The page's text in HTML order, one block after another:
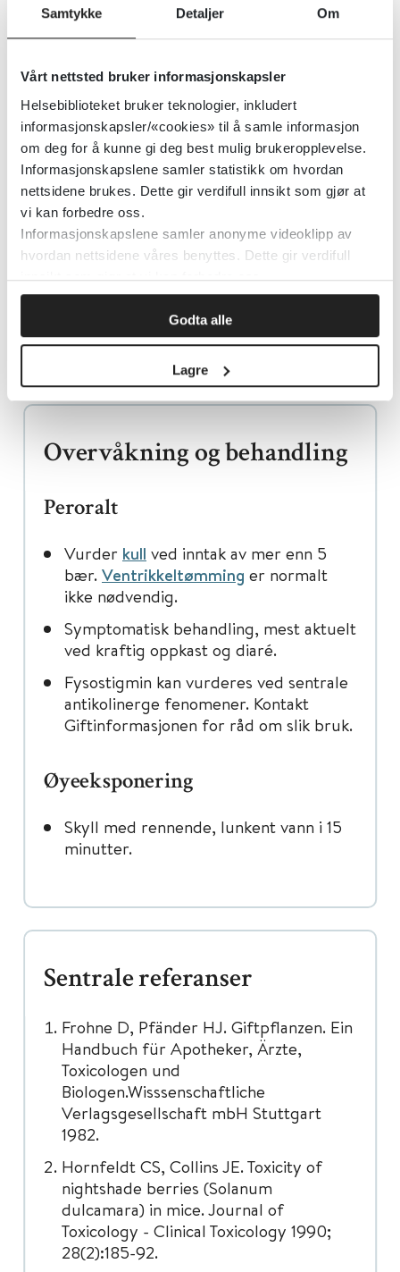
Samtykke Detaljer Om
Vårt nettsted bruker informasjonskapsler
Helsebiblioteket bruker teknologier, inkludert
informasjonskapsler/«cookies» til å samle informasjon
om deg for å kunne gi deg best mulig brukeropplevelse.
Informasjonskapslene samler statistikk om hvordan
nettsidene brukes. Dette gir verdifull innsikt som gjør at
vi kan forbedre oss.
Informasjonskapslene samler anonyme videoklipp av
hvordan nettsidene våres benyttes. Dette gir verdifull
innsikt som gjør at vi kan forbedre oss.
Godta alle
Lagre
Virker irriterende på øynene. Mydriasis og
akkomodasjonsproblemer ses både ved
store inntak og ved direkte kontakt med
plantesaft i øynene.
Supplerende undersøkelser
Analyse av serumkonsentrasjon av
glykolalkaloidene har ingen klinisk verdi.
Overvåkning og behandling
Peroralt
Vurder kull ved inntak av mer enn 5
bær. Ventrikkeltømming er normalt
ikke nødvendig.
Symptomatisk behandling, mest aktuelt
ved kraftig oppkast og diaré.
Fysostigmin kan vurderes ved sentrale
antikolinerge fenomener. Kontakt
Giftinformasjonen for råd om slik bruk.
Øyeeksponering
Skyll med rennende, lunkent vann i 15
minutter.
Sentrale referanser
Frohne D, Pfänder HJ. Giftpflanzen. Ein
Handbuch für Apotheker, Ärzte,
Toxicologen und
Biologen.Wisssenschaftliche
Verlagsgesellschaft mbH Stuttgart
1982.
Hornfeldt CS, Collins JE. Toxicity of
nightshade berries (Solanum
dulcamara) in mice. Journal of
Toxicology - Clinical Toxicology 1990;
28(2):185-92.